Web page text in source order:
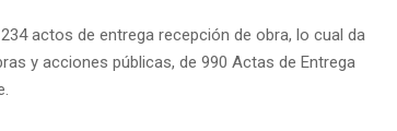
actos de entrega recepción de obra, lo cual da
y acciones públicas, de 990 Actas de Entrega